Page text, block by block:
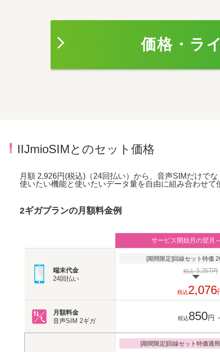
価格・ラ
IIJmioSIMとのセット価格
月額 2,926円(税込)（24回払い）から、音声SIMだけで
使いたい機能と使いたいデータ量を自由に組み合わせて
2ギガプランの月額料金例
サービス開始月の翌月
端末代金
24回払い
[期間限定]回線セット特価
税込3,257円
税込2,076
月額料金
音声SIM 2ギガ 税込850円
[期間限定]回線セット特価適